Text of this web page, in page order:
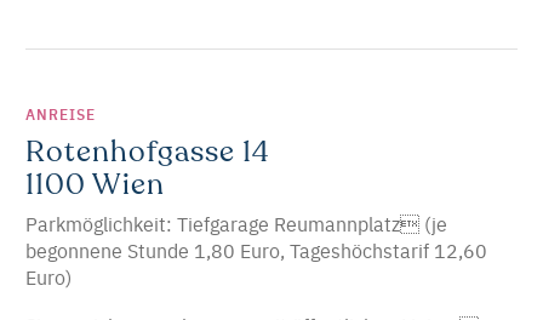
ANREISE
Rotenhofgasse 14
1100 Wien
Parkmöglichkeit: Tiefgarage Reumannplatz (je
begonnene Stunde 1,80 Euro, Tageshöchstarif 12,60
Euro)